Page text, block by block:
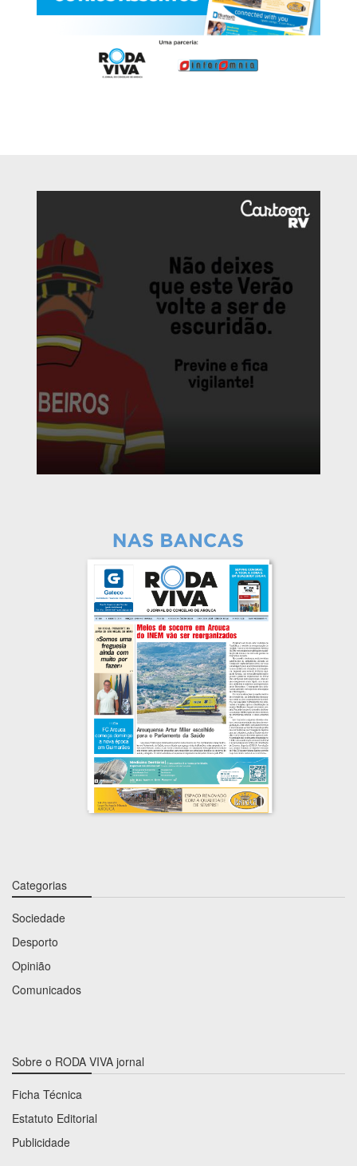
Categorias
Sociedade
Desporto
Opinião
Comunicados
Sobre o RODA VIVA jornal
Ficha Técnica
Estatuto Editorial
Publicidade